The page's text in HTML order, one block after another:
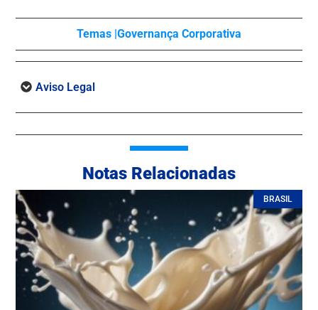
Temas |Governança Corporativa
Aviso Legal
Notas Relacionadas
BRASIL